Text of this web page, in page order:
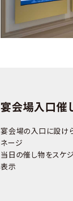
宴会場入口催
宴会場の入口に設け
ネージ
当日の催し物をスケ
表示